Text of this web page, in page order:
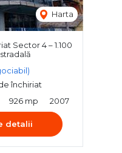
Harta
Sector 4 – 1.100
închiriat
926 mp 2007
detalii